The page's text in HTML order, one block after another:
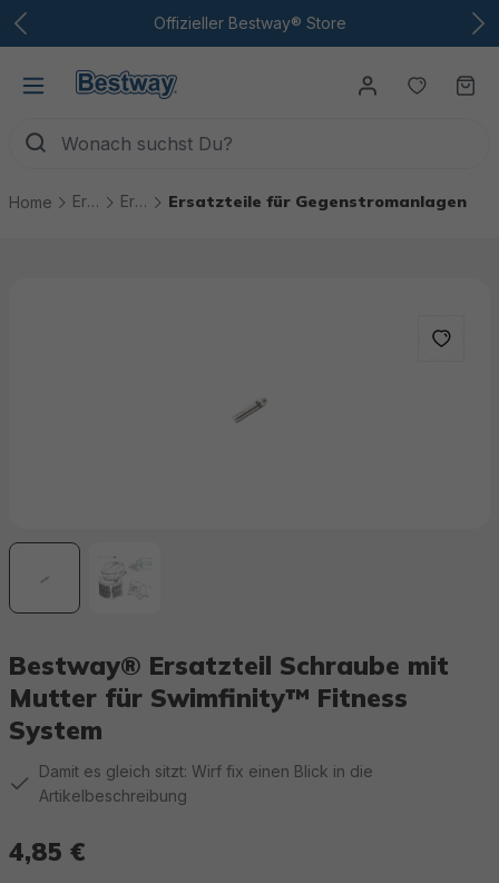
Zum Hauptinhalt Offizieller Bestway® Store
Du
Home Ersatzteile Ersatzteile Pool Technik Ersatzteile für Gegenstromanlagen
Bestway® Ersatzteil Schraube mit
Mutter für Swimfinity™ Fitness
System
Damit es gleich sitzt: Wirf fix einen Blick in die
Artikelbeschreibung
4,85 €